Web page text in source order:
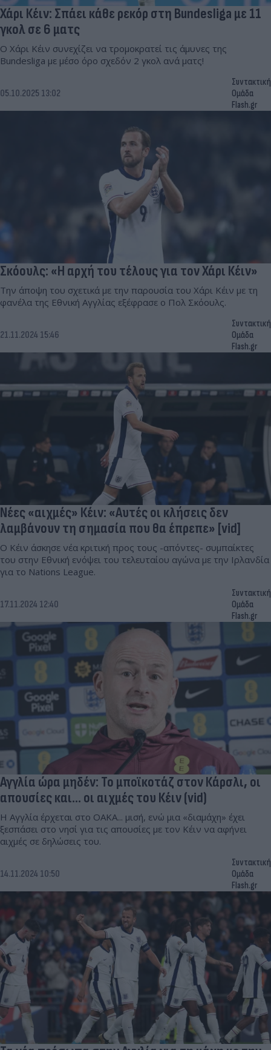
Χάρι Κέιν: Σπάει κάθε ρεκόρ στη Bundesliga με 11
γκολ σε 6 ματς
Ο Χάρι Κέιν συνεχίζει να τρομοκρατεί τις άμυνες της
Bundesliga με μέσο όρο σχεδόν 2 γκολ ανά ματς!
05.10.2025 13:02
Συντακτική
Ομάδα
Flash.gr
Σκόουλς: «Η αρχή του τέλους για τον Χάρι Κέιν»
Την άποψη του σχετικά με την παρουσία του Χάρι Κέιν με τη
φανέλα της Εθνική Αγγλίας εξέφρασε ο Πολ Σκόουλς.
21.11.2024 15:46
Συντακτική
Ομάδα
Flash.gr
Νέες «αιχμές» Κέιν: «Aυτές οι κλήσεις δεν
λαμβάνουν τη σημασία που θα έπρεπε» [vid]
O Κέιν άσκησε νέα κριτική προς τους -απόντες- συμπαίκτες
του στην Εθνική ενόψει του τελευταίου αγώνα με την Ιρλανδία
για το Nations League.
17.11.2024 12:40
Συντακτική
Ομάδα
Flash.gr
Αγγλία ώρα μηδέν: To μποϊκοτάζ στον Κάρσλι, οι
απουσίες και... οι αιχμές του Κέιν (vid)
Η Αγγλία έρχεται στο ΟΑΚΑ... μισή, ενώ μια «διαμάχη» έχει
ξεσπάσει στο νησί για τις απουσίες με τον Κέιν να αφήνει
αιχμές σε δηλώσεις του.
14.11.2024 10:50
Συντακτική
Ομάδα
Flash.gr